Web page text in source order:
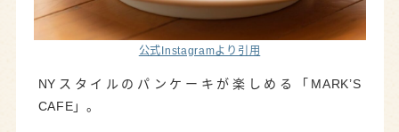
公式Instagramより引用
NYスタイルのパンケーキが楽しめる「MARK’S
CAFE」。